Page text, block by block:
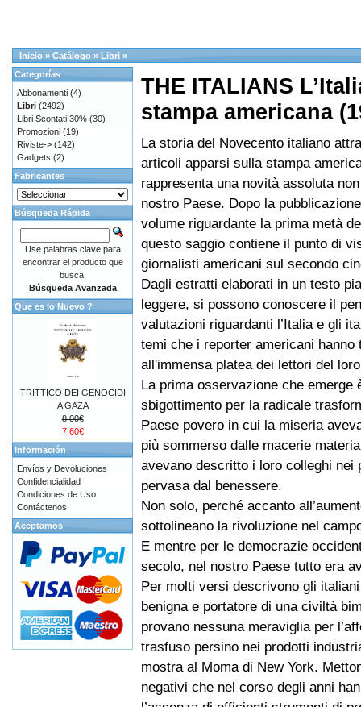
Inicio » Catálogo » Libri »
THE ITALIANS
stampa americana
La storia del Novecento italiano
articoli apparsi sulla stampa
rappresenta una novità assoluta
nostro Paese. Dopo la
volume riguardante la prima metà
questo saggio contiene il punto di
giornalisti americani sul secondo
Dagli estratti elaborati in un testo
leggere, si possono conoscere il
valutazioni riguardanti l’Italia e gli
temi che i reporter americani hanno
all'immensa platea dei lettori del
La prima osservazione che emerge
sbigottimento per la radicale
Paese povero in cui la miseria
più sommerso dalle macerie
avevano descritto i loro colleghi nei
pervasa dal benessere.
Non solo, perché accanto
sottolineano la rivoluzione nel
E mentre per le democrazie
secolo, nel nostro Paese tutto era
Per molti versi descrivono gli
benigna e portatore di una civiltà
provano nessuna meraviglia per
trasfuso persino nei prodotti
mostra al Moma di New York.
negativi che nel corso degli anni
Categorías
Abbonamenti (4)
Libri (2492)
Libri Scontati 30% (30)
Promozioni (19)
Riviste-> (142)
Gadgets (2)
Fabricantes
Búsqueda Rápida
Use palabras clave para
encontrar el producto que
busca.
Búsqueda Avanzada
Que es lo Nuevo ?
TRITTICO DEI GENOCIDI
A GAZA
8.00€
7.60€
Información
Envíos y Devoluciones
Confidencialidad
Condiciones de Uso
Contáctenos
Aceptamos